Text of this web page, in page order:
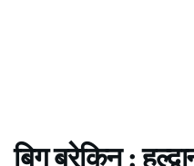
बिग ब्रेकिन :